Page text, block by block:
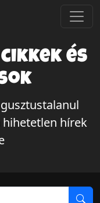
és
hihetetlen hírek